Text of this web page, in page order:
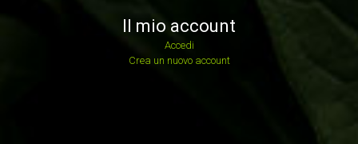
Il mio account
Accedi
Crea un nuovo account